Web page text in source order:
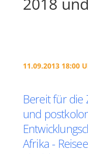
11.09.2013 18:00
Bereit für die
und
Afrika -